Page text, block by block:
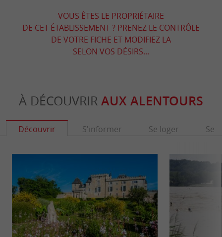
VOUS ÊTES LE PROPRIÉTAIRE
DE CET ÉTABLISSEMENT ? PRENEZ LE CONTRÔLE
DE VOTRE FICHE ET MODIFIEZ LA
SELON VOS DÉSIRS...
À DÉCOUVRIR AUX ALENTOURS
Découvrir S'informer Se loger Se